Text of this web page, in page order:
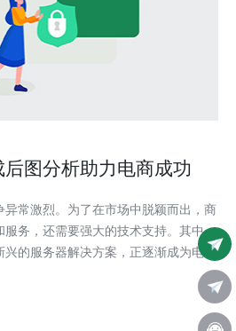
图分析助力电商成功
常激烈。为了在市场中脱颖而出，商
务，还需要强大的技术支持。其中，
的服务器解决方案，正逐渐成为电商
的首选。这种服务器通常配备了高带